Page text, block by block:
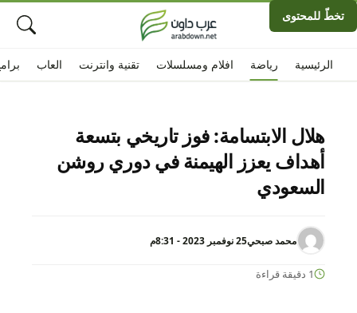
تخطّ للمحتوى
الرئيسية افلام ومسلسلات تقنية وانترنت العاب رياضة
هلال الابتسامة: فوز تاريخي بتسعة
أهداف يعزز الهيمنة في دوري روشن
السعودي
محمد صبحي25 نوفمبر 2023 - 8:31م
1 دقيقة قراءة